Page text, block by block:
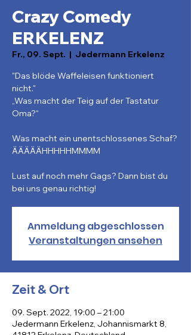
Crazy Comedy
ERKELENZ
Fr., 09. Sept.
  |
Jedermann Erkelenz
"Das blöde Waffeleisen funktioniert
nicht."
„Was macht der Teig auf der Tastatur
Oma?“
Was macht ein unentschlossenes Schaf?
ÄÄÄÄÄHHHHHMMMM
Lust auf noch mehr Gags? Dann bist du
bei uns genau richtig!
Anmeldung abgeschlossen
Veranstaltungen ansehen
Zeit & Ort
09. Sept. 2022, 19:00 – 21:00
Jedermann Erkelenz, Johannismarkt 8,